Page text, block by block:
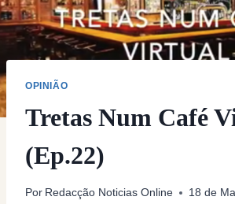
OPINIÃO
Tretas Num Café
(Ep.22)
Por Redacção Noticias Online 18 de